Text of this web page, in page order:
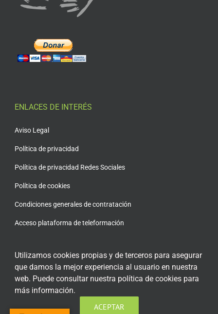
ENLACES DE INTERÉS
Aviso Legal
Política de privacidad
Política de privacidad Redes Sociales
Política de cookies
Condiciones generales de contratación
Acceso plataforma de teleformación
ENCUÉNTRANOS EN LAS REDES SOCIALES
Utilizamos cookies propias y de terceros para asegurar
que damos la mejor experiencia al usuario en nuestra
web. Puede consultar nuestra política de cookies para
más información.
ACEPTAR